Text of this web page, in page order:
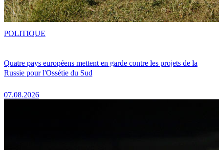
Quatre pays européens mettent en garde contre les projets de la
Russie pour l'Ossétie du Sud
07.08.2026
POLITIQUE